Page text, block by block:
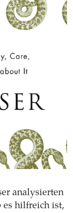
analysierten
es hilfreich ist,